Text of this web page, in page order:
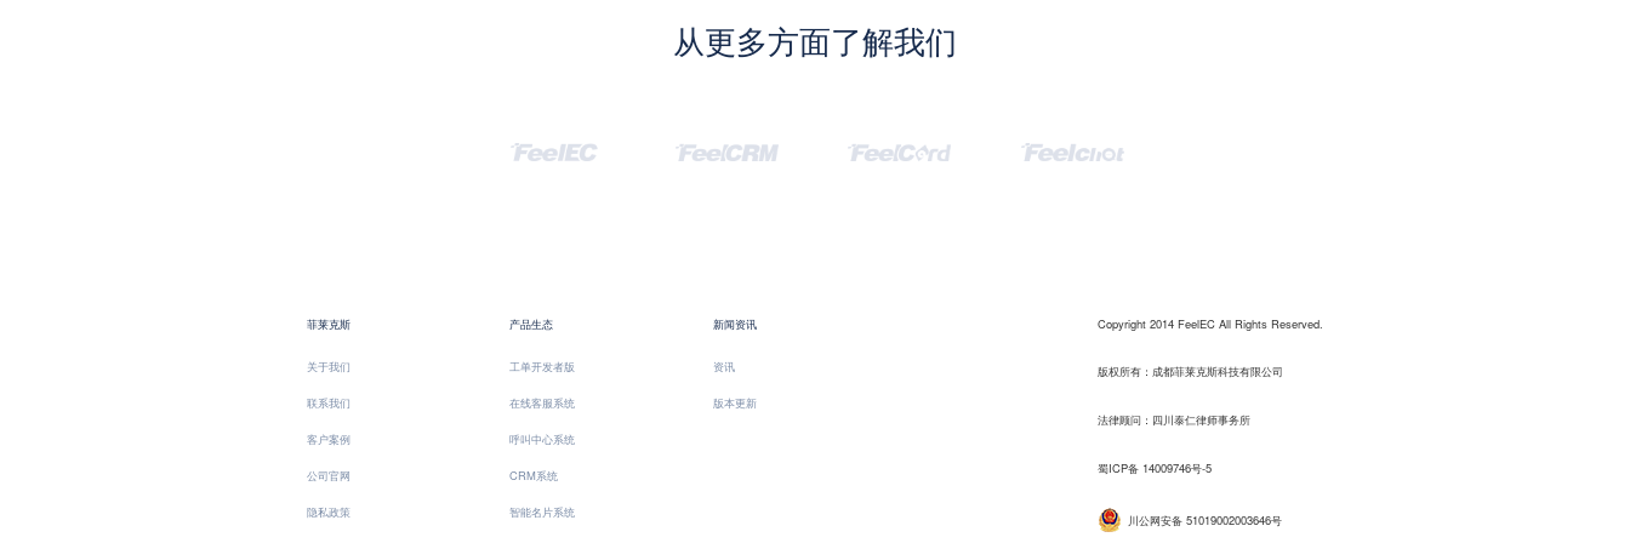
从更多方面了解我们
菲莱克斯
关于我们
联系我们
客户案例
公司官网
隐私政策
产品生态
工单开发者版
在线客服系统
呼叫中心系统
CRM系统
智能名片系统
新闻资讯
资讯
版本更新
Copyright 2014 FeelEC All Rights Reserved.
版权所有：成都菲莱克斯科技有限公司
法律顾问：四川泰仁律师事务所
蜀ICP备 14009746号-5
川公网安备 51019002003646号